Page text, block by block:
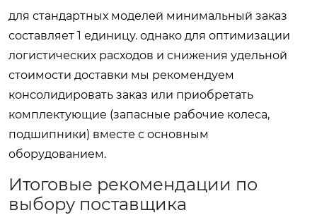
для стандартных моделей минимальный заказ
составляет 1 единицу. однако для оптимизации
логистических расходов и снижения удельной
стоимости доставки мы рекомендуем
консолидировать заказ или приобретать
комплектующие (запасные рабочие колеса,
подшипники) вместе с основным
оборудованием.
Итоговые рекомендации по
выбору поставщика